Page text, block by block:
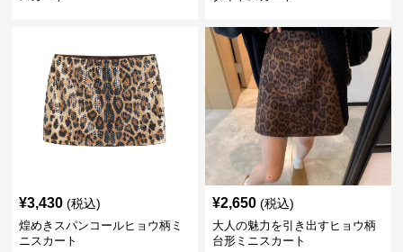
¥3,430 (税込)
煌めきスパンコールヒョウ柄ミ
ニスカート
¥2,650 (税込)
大人の魅力を引き出すヒョウ柄
台形ミニスカート